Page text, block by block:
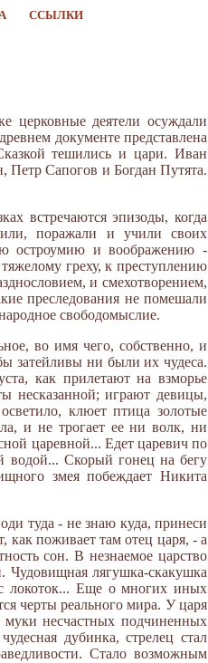
ССЫЛКИ
церковные деятели осуждали
документе представлена
тешились и цари. Иван
Петр Сапогов и Богдан Путята.
встречаются эпизоды, когда
поражали и учили своих
остроумию и воображению -
греху, к преступлению
и смехотворением,
преследования не помешали
свободомыслие.
во имя чего, собственно, и
затейливы ни были их чудеса.
как прилетают на взморье
несказанной; играют девицы,
клюет птица золотые
и не трогает ее ни волк, ни
царевной... Едет царевич по
водой... Скорый гонец на бегу
змея побеждает Никита
туда - не знаю куда, принеси
как поживает там отец царя, - а
сон. В незнаемое царство
Чудовищная лягушка-скакушка
с локоток... Еще о многих иных
черты реального мира. У царя
муки несчастных подчиненных
дубинка, стрелец стал
Стало возможным